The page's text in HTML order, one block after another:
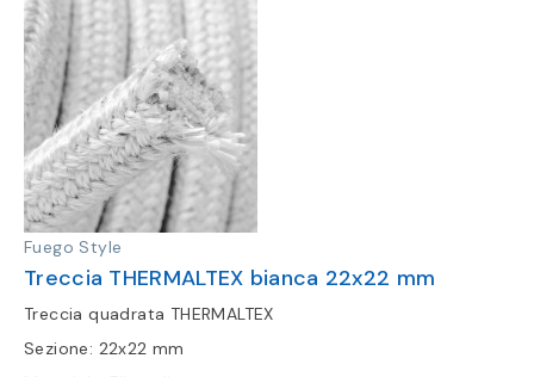
Fuego Style
Treccia THERMALTEX bianca 22x22 mm
Treccia quadrata THERMALTEX
Sezione: 22x22 mm